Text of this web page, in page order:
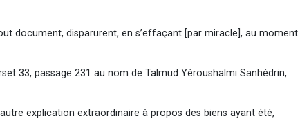
document, disparurent, en s’effaçant [par miracle], au moment
33, passage 231 au nom de Talmud Yéroushalmi Sanhédrin,
explication extraordinaire à propos des biens ayant été,